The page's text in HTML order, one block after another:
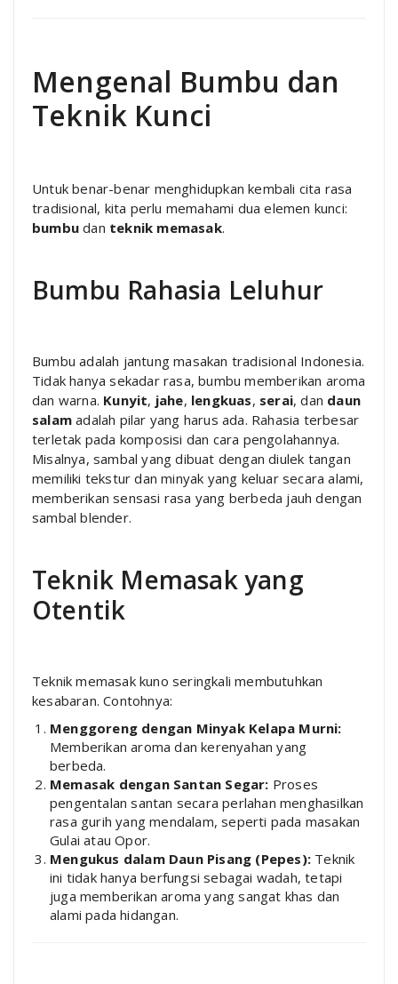
Mengenal Bumbu dan
Teknik Kunci
Untuk benar-benar menghidupkan kembali cita rasa
tradisional, kita perlu memahami dua elemen kunci:
bumbu dan teknik memasak.
Bumbu Rahasia Leluhur
Bumbu adalah jantung masakan tradisional Indonesia.
Tidak hanya sekadar rasa, bumbu memberikan aroma
dan warna. Kunyit, jahe, lengkuas, serai, dan daun
salam adalah pilar yang harus ada. Rahasia terbesar
terletak pada komposisi dan cara pengolahannya.
Misalnya, sambal yang dibuat dengan diulek tangan
memiliki tekstur dan minyak yang keluar secara alami,
memberikan sensasi rasa yang berbeda jauh dengan
sambal blender.
Teknik Memasak yang
Otentik
Teknik memasak kuno seringkali membutuhkan
kesabaran. Contohnya:
Menggoreng dengan Minyak Kelapa Murni:
Memberikan aroma dan kerenyahan yang
berbeda.
Memasak dengan Santan Segar: Proses
pengentalan santan secara perlahan menghasilkan
rasa gurih yang mendalam, seperti pada masakan
Gulai atau Opor.
Mengukus dalam Daun Pisang (Pepes): Teknik
ini tidak hanya berfungsi sebagai wadah, tetapi
juga memberikan aroma yang sangat khas dan
alami pada hidangan.